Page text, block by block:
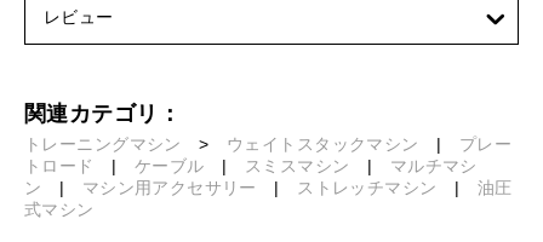
レビュー
関連カテゴリ：
トレーニングマシン > ウェイトスタックマシン | プレー
トロード
| ケーブル | スミスマシン | マルチマシ
ン | マシン用アクセサリー | ストレッチマシン | 油圧
式マシン